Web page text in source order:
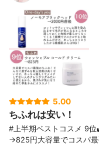
5.00
ちふれは安い！
#上半期ベストコスメ 9
→825円大容量でコスパ